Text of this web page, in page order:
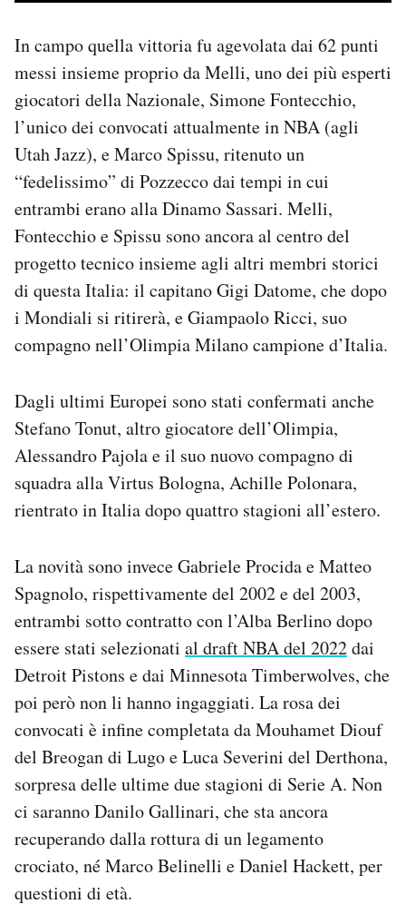
In campo quella vittoria fu agevolata dai 62 punti
messi insieme proprio da Melli, uno dei più esperti
giocatori della Nazionale, Simone Fontecchio,
l’unico dei convocati attualmente in NBA (agli
Utah Jazz), e Marco Spissu, ritenuto un
“fedelissimo” di Pozzecco dai tempi in cui
entrambi erano alla Dinamo Sassari. Melli,
Fontecchio e Spissu sono ancora al centro del
progetto tecnico insieme agli altri membri storici
di questa Italia: il capitano Gigi Datome, che dopo
i Mondiali si ritirerà, e Giampaolo Ricci, suo
compagno nell’Olimpia Milano campione d’Italia.
Dagli ultimi Europei sono stati confermati anche
Stefano Tonut, altro giocatore dell’Olimpia,
Alessandro Pajola e il suo nuovo compagno di
squadra alla Virtus Bologna, Achille Polonara,
rientrato in Italia dopo quattro stagioni all’estero.
La novità sono invece Gabriele Procida e Matteo
Spagnolo, rispettivamente del 2002 e del 2003,
entrambi sotto contratto con l’Alba Berlino dopo
essere stati selezionati al draft NBA del 2022dai
Detroit Pistons e dai Minnesota Timberwolves, che
poi però non li hanno ingaggiati. La rosa dei
convocati è infine completata da Mouhamet Diouf
del Breogan di Lugo e Luca Severini del Derthona,
sorpresa delle ultime due stagioni di Serie A. Non
ci saranno Danilo Gallinari, che sta ancora
recuperando dalla rottura di un legamento
crociato, né Marco Belinelli e Daniel Hackett, per
questioni di età.